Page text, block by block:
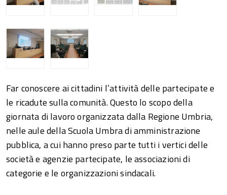
Far conoscere ai cittadini l’attività delle partecipate e
le ricadute sulla comunità. Questo lo scopo della
giornata di lavoro organizzata dalla Regione Umbria,
nelle aule della Scuola Umbra di amministrazione
pubblica, a cui hanno preso parte tutti i vertici delle
società e agenzie partecipate, le associazioni di
categorie e le organizzazioni sindacali.